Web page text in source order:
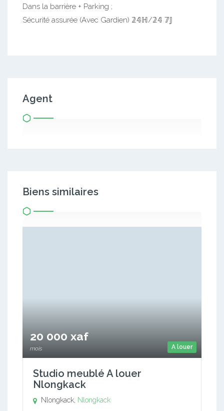
Dans la barrière + Parking ;
Sécurité assurée (Avec Gardien) 𝟚𝟜ℍ/𝟚𝟜 𝟟𝕁
Agent
Biens similaires
A louer
20 000 xaf
mois
Studio meublé A louer
Nlongkack
Nlongkack, Nlongkack